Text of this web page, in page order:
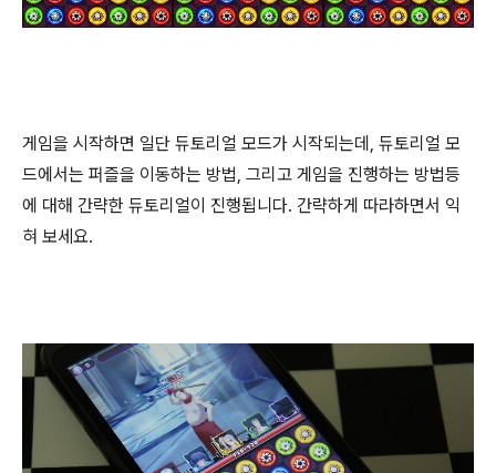
게임을 시작하면 일단 듀토리얼 모드가 시작되는데, 듀토리얼 모
드에서는 퍼즐을 이동하는 방법, 그리고 게임을 진행하는 방법등
에 대해 간략한 듀토리얼이 진행됩니다. 간략하게 따라하면서 익
혀 보세요.